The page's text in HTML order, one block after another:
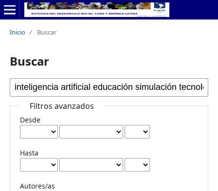
Inicio / Buscar
Buscar
Filtros avanzados
Desde
Hasta
Autores/as